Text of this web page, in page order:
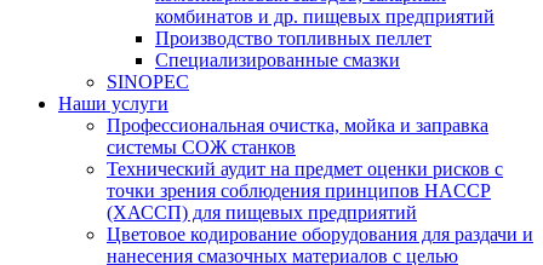
комбинатов и др. пищевых предприятий
Производство топливных пеллет
Специализированные смазки
SINOPEC
Наши услуги
Профессиональная очистка, мойка и заправка
системы СОЖ станков
Технический аудит на предмет оценки рисков с
точки зрения соблюдения принципов HACCP
(ХАССП) для пищевых предприятий
Цветовое кодирование оборудования для раздачи и
нанесения смазочных материалов с целью